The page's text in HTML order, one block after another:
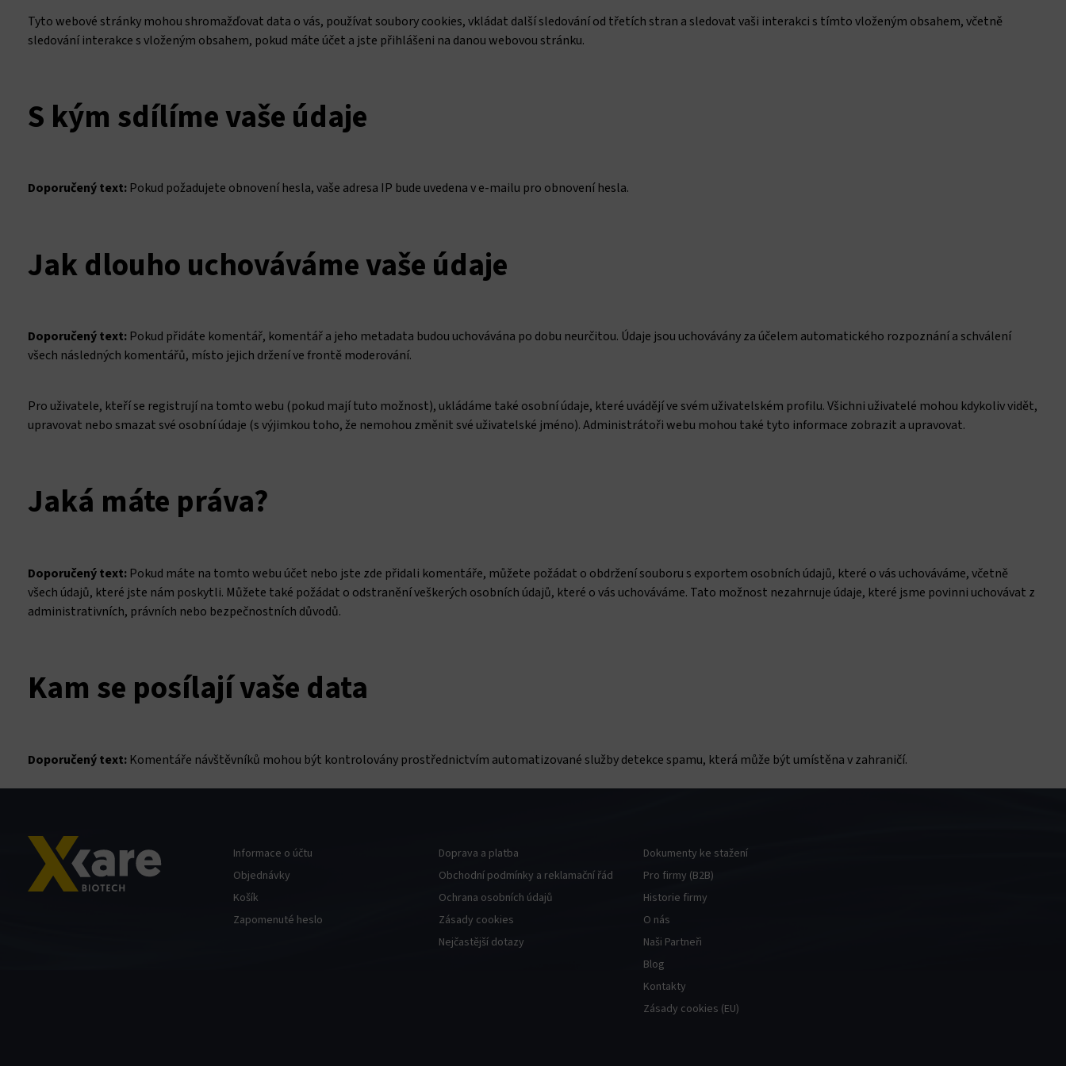
Tyto webové stránky mohou shromažďovat data o vás, používat soubory cookies, vkládat další sledování od třetích stran a sledovat vaši interakci s tímto vloženým obsahem, včetně
sledování interakce s vloženým obsahem, pokud máte účet a jste přihlášeni na danou webovou stránku.
S kým sdílíme vaše údaje
Doporučený text: Pokud požadujete obnovení hesla, vaše adresa IP bude uvedena v e-mailu pro obnovení hesla.
Jak dlouho uchováváme vaše údaje
Doporučený text: Pokud přidáte komentář, komentář a jeho metadata budou uchovávána po dobu neurčitou. Údaje jsou uchovávány za účelem automatického rozpoznání a schválení
všech následných komentářů, místo jejich držení ve frontě moderování.
Pro uživatele, kteří se registrují na tomto webu (pokud mají tuto možnost), ukládáme také osobní údaje, které uvádějí ve svém uživatelském profilu. Všichni uživatelé mohou kdykoliv vidět,
upravovat nebo smazat své osobní údaje (s výjimkou toho, že nemohou změnit své uživatelské jméno). Administrátoři webu mohou také tyto informace zobrazit a upravovat.
Jaká máte práva?
Doporučený text: Pokud máte na tomto webu účet nebo jste zde přidali komentáře, můžete požádat o obdržení souboru s exportem osobních údajů, které o vás uchováváme, včetně
všech údajů, které jste nám poskytli. Můžete také požádat o odstranění veškerých osobních údajů, které o vás uchováváme. Tato možnost nezahrnuje údaje, které jsme povinni uchovávat z
administrativních, právních nebo bezpečnostních důvodů.
Kam se posílají vaše data
Doporučený text: Komentáře návštěvníků mohou být kontrolovány prostřednictvím automatizované služby detekce spamu, která může být umístěna v zahraničí.
Informace o účtu
Objednávky
Košík
Zapomenuté heslo
Doprava a platba
Obchodní podmínky a reklamační řád
Ochrana osobních údajů
Zásady cookies
Nejčastější dotazy
Dokumenty ke stažení
Pro firmy (B2B)
Historie firmy
O nás
Naši Partneři
Blog
Kontakty
Zásady cookies (EU)